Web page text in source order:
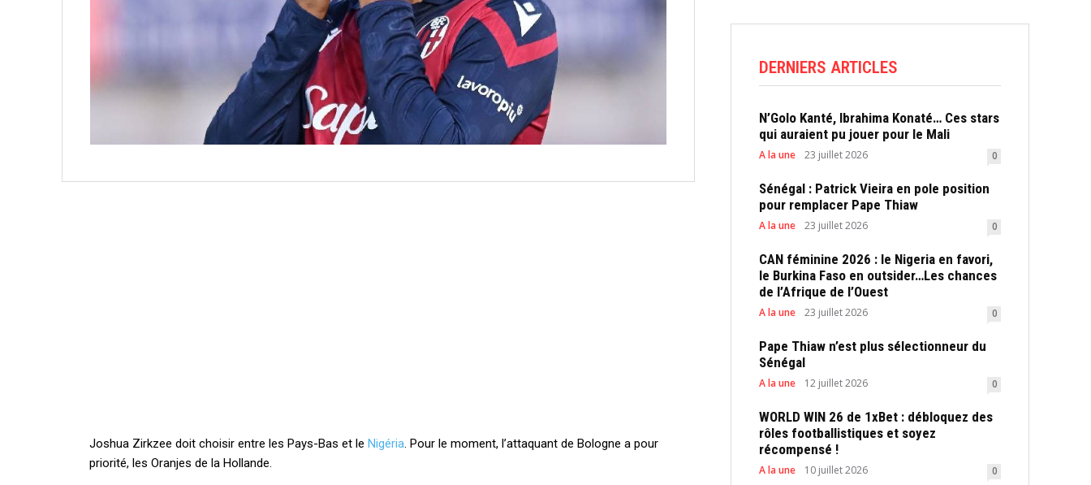
Joshua Zirkzee doit choisir entre les Pays-Bas et le Nigéria. Pour le moment, l’attaquant de Bologne a pour
priorité, les Oranjes de la Hollande.
DERNIERS ARTICLES
N’Golo Kanté, Ibrahima Konaté… Ces stars
qui auraient pu jouer pour le Mali
A la une 23 juillet 2026 0
Sénégal : Patrick Vieira en pole position
pour remplacer Pape Thiaw
A la une 23 juillet 2026 0
CAN féminine 2026 : le Nigeria en favori,
le Burkina Faso en outsider…Les chances
de l’Afrique de l’Ouest
A la une 23 juillet 2026 0
Pape Thiaw n’est plus sélectionneur du
Sénégal
A la une 12 juillet 2026 0
WORLD WIN 26 de 1xBet : débloquez des
rôles footballistiques et soyez
récompensé !
A la une 10 juillet 2026 0